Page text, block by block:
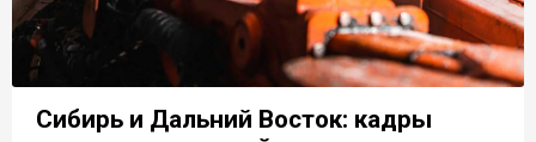
Сибирь и Дальний Восток: кадры